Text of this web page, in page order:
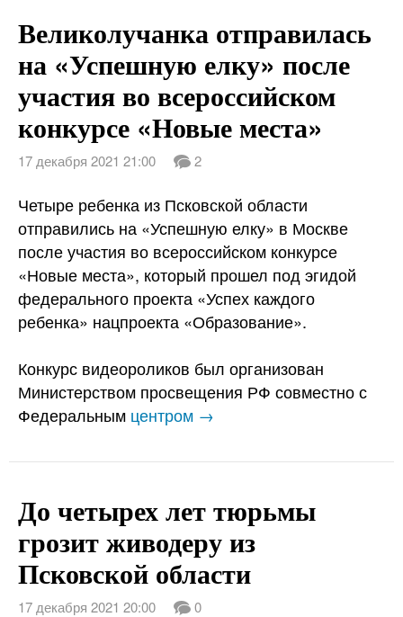
Великолучанка отправилась
на «Успешную елку» после
участия во всероссийском
конкурсе «Новые места»
17 декабря 2021 21:00 2
Четыре ребенка из Псковской области
отправились на «Успешную елку» в Москве
после участия во всероссийском конкурсе
«Новые места», который прошел под эгидой
федерального проекта «Успех каждого
ребенка» нацпроекта «Образование».
Конкурс видеороликов был организован
Министерством просвещения РФ совместно с
Федеральным центром →
До четырех лет тюрьмы
грозит живодеру из
Псковской области
17 декабря 2021 20:00 0